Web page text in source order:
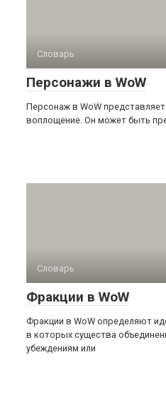
Словарь
Персонажи в WoW
Персонаж в WoW
воплощение. Он может быть
Словарь
Фракции в WoW
Фракции в WoW определяют
в которых существа
убеждениям или